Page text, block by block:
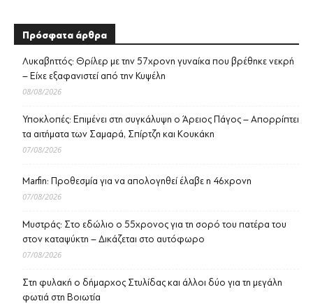
Πρόσφατα άρθρα
Λυκαβηττός: Θρίλερ με την 57χρονη γυναίκα που βρέθηκε νεκρή
– Είχε εξαφανιστεί από την Κυψέλη
08/08/2026
Υποκλοπές: Επιμένει στη συγκάλυψη ο Άρειος Πάγος – Απορρίπτει
τα αιτήματα των Σαμαρά, Σπίρτζη και Κουκάκη
07/08/2026
Marfin: Προθεσμία για να απολογηθεί έλαβε η 46χρονη
07/08/2026
Μυστράς: Στο εδώλιο ο 55χρονος για τη σορό του πατέρα του
στον καταψύκτη – Δικάζεται στο αυτόφωρο
07/08/2026
Στη φυλακή ο δήμαρχος Στυλίδας και άλλοι δύο για τη μεγάλη
φωτιά στη Βοιωτία